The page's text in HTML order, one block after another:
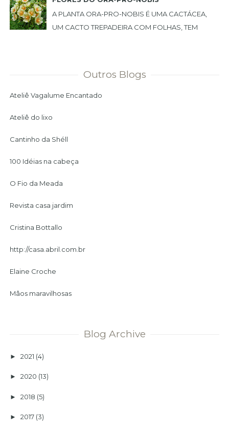
A PLANTA ORA-PRO-NOBIS É UMA CACTÁCEA,
UM CACTO TREPADEIRA COM FOLHAS, TEM
Outros Blogs
Ateliê Vagalume Encantado
Ateliê do lixo
Cantinho da Shéll
100 Idéias na cabeça
O Fio da Meada
Revista casa jardim
Cristina Bottallo
http://casa.abril.com.br
Elaine Croche
Mâos maravilhosas
Blog Archive
►2021 (4)
►2020 (13)
►2018 (5)
►2017 (3)